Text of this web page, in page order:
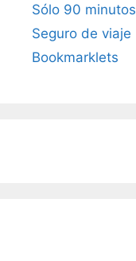
Sólo 90 minutos
Seguro de viaje
Bookmarklets